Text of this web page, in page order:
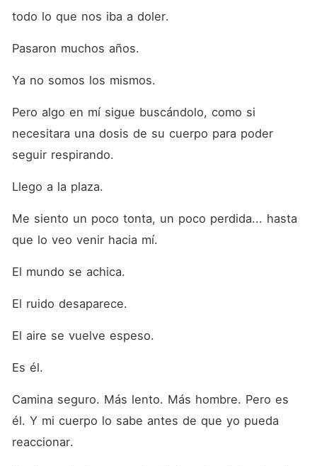
todo lo que nos iba a doler.
Pasaron muchos años.
Ya no somos los mismos.
Pero algo en mí sigue buscándolo, como si
necesitara una dosis de su cuerpo para poder
seguir respirando.
Llego a la plaza.
Me siento un poco tonta, un poco perdida... hasta
que lo veo venir hacia mí.
El mundo se achica.
El ruido desaparece.
El aire se vuelve espeso.
Es él.
Camina seguro. Más lento. Más hombre. Pero es
él. Y mi cuerpo lo sabe antes de que yo pueda
reaccionar.